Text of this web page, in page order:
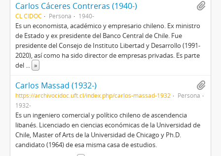
Carlos Cáceres Contreras (1940-)
CL CIDOC Persona 1940-
Es un economista, académico y empresario chileno. Ex ministro
de Estado y ex presidente del Banco Central de Chile. Fue
presidente del Consejo de Instituto Libertad y Desarrollo (1991-
2020), así como ha sido director de empresas privadas. Es parte
del ... »
Carlos Massad (1932-)
https://archivocidoc.uft.cl/index.php/carlos-massad-1932
Persona
1932-
Es un ingeniero comercial y político chileno de ascendencia
libanés. Licenciado en ciencias económicas de la Universidad de
Chile, Master of Arts de la Universidad de Chicago y Ph.D.
candidato (1964) de esa misma casa de estudios.